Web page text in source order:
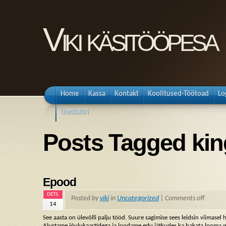
Viki käsitööpesa
Home Kassa Kontakt Koolitused-Töötoad
Uudiskiri
Posts Tagged
Epood
DETS.
14
Posted byviki in Uncategorized Comments off
See aasta on ülevõlli palju tööd. Suure sagimise sees leidsin